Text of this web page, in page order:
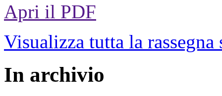
Apri il PDF
Visualizza tutta la rassegna
In archivio